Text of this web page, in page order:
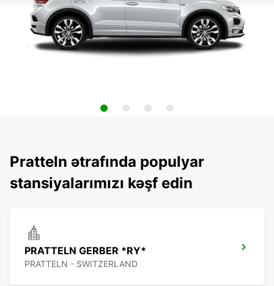
Pratteln ətrafında populyar
stansiyalarımızı kəşf edin
PRATTELN GERBER *RY*
PRATTELN - SWITZERLAND